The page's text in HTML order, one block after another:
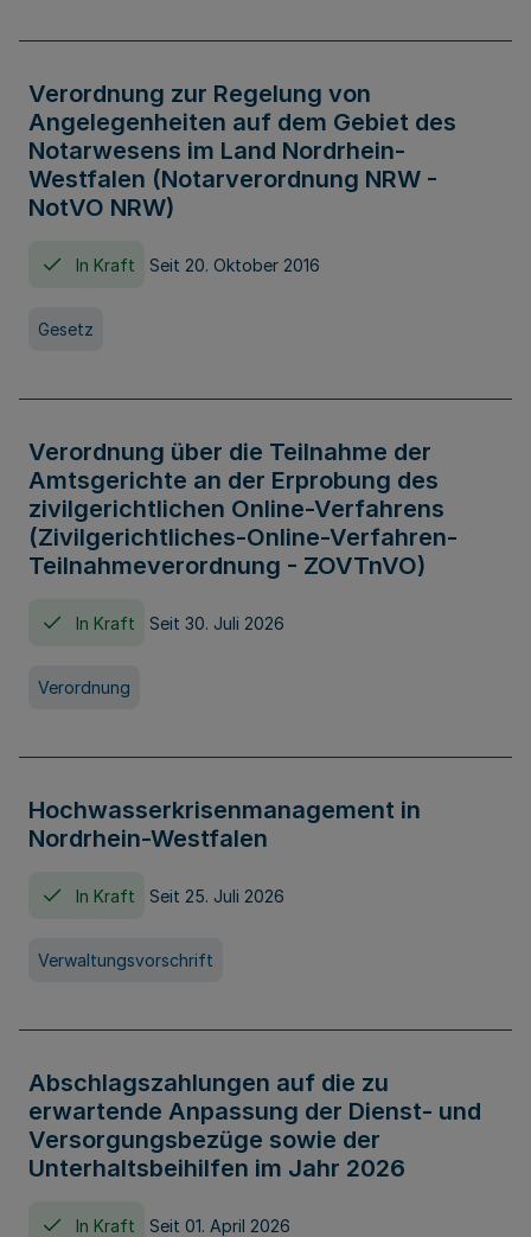
Verordnung zur Regelung von
Angelegenheiten auf dem Gebiet des
Notarwesens im Land Nordrhein-
Westfalen (Notarverordnung NRW -
NotVO NRW)
In Kraft Seit 20. Oktober 2016
Gesetz
Verordnung über die Teilnahme der
Amtsgerichte an der Erprobung des
zivilgerichtlichen Online-Verfahrens
(Zivilgerichtliches-Online-Verfahren-
Teilnahmeverordnung - ZOVTnVO)
In Kraft Seit 30. Juli 2026
Verordnung
Hochwasserkrisenmanagement in
Nordrhein-Westfalen
In Kraft Seit 25. Juli 2026
Verwaltungsvorschrift
Abschlagszahlungen auf die zu
erwartende Anpassung der Dienst- und
Versorgungsbezüge sowie der
Unterhaltsbeihilfen im Jahr 2026
In Kraft Seit 01. April 2026